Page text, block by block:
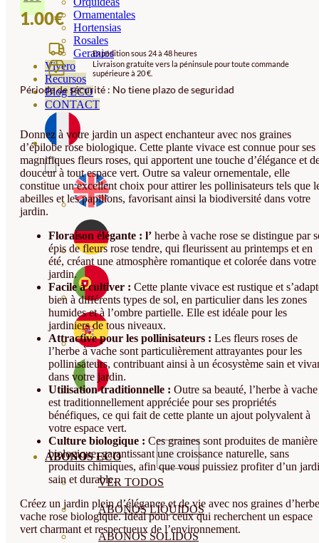
Ornamentales
Hortensias
Rosales
Geranios
Vivero
Recursos
Blog ECO
CONTACT
ABONOS ECO
VER TODOS
ABONOS LÍQUIDOS
ABONOS SOLIDOS
1.00€
Expédition sous 24 à 48 heures
Livraison gratuite vers la péninsule pour toute commande
supérieure à 20 €.
Période de sécurité : No tiene plazo de seguridad
Donnez à votre jardin un aspect enchanteur avec nos graines
d’épilobe rose biologique. Cette plante vivace est connue pour ses
magnifiques fleurs roses, qui apportent une touche d’élégance et
douceur à tout espace vert. Outre sa valeur ornementale, elle
constitue un excellent choix pour attirer les pollinisateurs tels que
abeilles et les papillons, favorisant ainsi la biodiversité dans votre
jardin.
Floraison élégante : l’ herbe à vache rose se distingue par
épis de fleurs rose tendre, qui fleurissent au printemps et en
été, créant une atmosphère romantique et colorée dans votre
jardin.
Facile à cultiver : Cette plante vivace est rustique et
bien à différents types de sol, en particulier dans les zones
humides et à l’ombre partielle. Elle est idéale pour les
jardiniers de tous niveaux.
Attractive pour les pollinisateurs : Les fleurs roses de
l’herbe à vache sont particulièrement attrayantes pour les
pollinisateurs, contribuant ainsi à un écosystème sain et
dans votre jardin.
Utilisation traditionnelle : Outre sa beauté, l’herbe à vache
est traditionnellement appréciée pour ses propriétés
bénéfiques, ce qui fait de cette plante un ajout polyvalent à
votre espace vert.
Culture biologique : Ces graines sont produites de manière
biologique, garantissant une croissance naturelle, sans
produits chimiques, afin que vous puissiez profiter d’un
sain et durable.
Créez un jardin plein d’élégance et de vie avec nos graines
vache rose biologique. Idéal pour ceux qui recherchent un espace
vert charmant et respectueux de l’environnement.